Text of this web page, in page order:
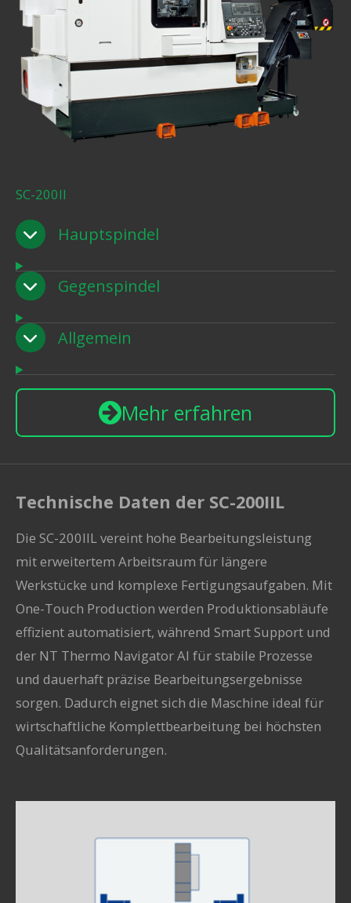
SC-200II
Hauptspindel
Gegenspindel
Allgemein
Mehr erfahren
Technische Daten der SC-200IIL
Die SC-200IIL vereint hohe Bearbeitungsleistung
mit erweitertem Arbeitsraum für längere
Werkstücke und komplexe Fertigungsaufgaben. Mit
One-Touch Production werden Produktionsabläufe
effizient automatisiert, während Smart Support und
der NT Thermo Navigator AI für stabile Prozesse
und dauerhaft präzise Bearbeitungsergebnisse
sorgen. Dadurch eignet sich die Maschine ideal für
wirtschaftliche Komplettbearbeitung bei höchsten
Qualitätsanforderungen.